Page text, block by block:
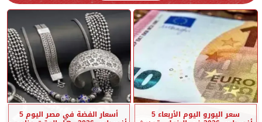
سعر اليورو اليوم الأربعاء 5 أسعار الفضة في مصر اليوم 5